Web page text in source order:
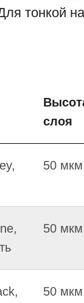
тонкой
слоя
50 мкм
50 мкм
50 мкм